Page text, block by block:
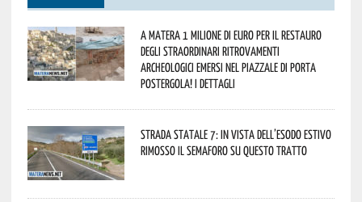
A Matera 1 milione di euro per il restauro
degli straordinari ritrovamenti
archeologici emersi nel piazzale di Porta
Postergola! I dettagli
Strada statale 7: in vista dell’esodo estivo
rimosso il semaforo su questo tratto